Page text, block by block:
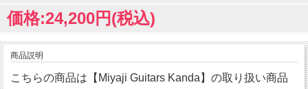
価格:24,200円(税込)
商品説明
こちらの商品は【Miyaji Guitars Kanda】の取り扱い商品